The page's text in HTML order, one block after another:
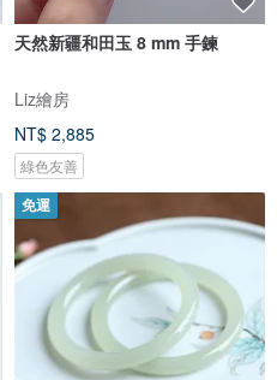
天然新疆和田玉 8 mm 手鍊
Liz繪房
NT$ 2,885
綠色友善
免運